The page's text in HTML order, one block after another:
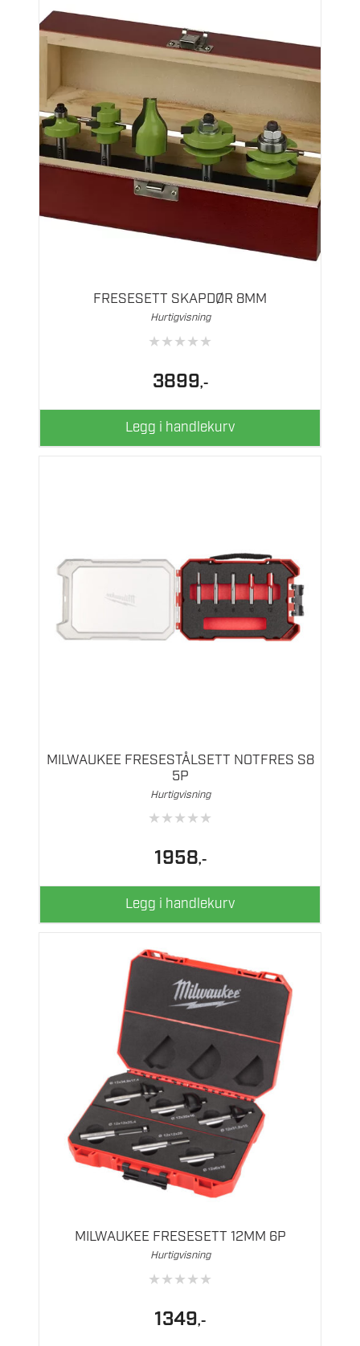
FRESESETT SKAPDØR 8MM
Hurtigvisning
★★★★★
3899,-
Legg i handlekurv
MILWAUKEE FRESESTÅLSETT NOTFRES S8
5P
Hurtigvisning
★★★★★
1958,-
Legg i handlekurv
MILWAUKEE FRESESETT 12MM 6P
Hurtigvisning
★★★★★
1349,-